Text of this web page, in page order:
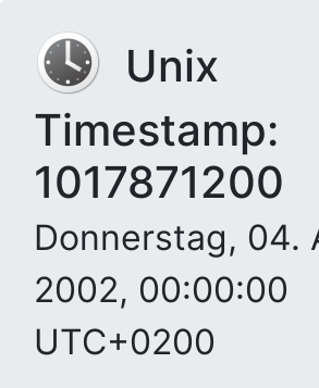
Unix
Timestamp:
1017871200
Donnerstag, 04.
2002, 00:00:00
UTC+0200